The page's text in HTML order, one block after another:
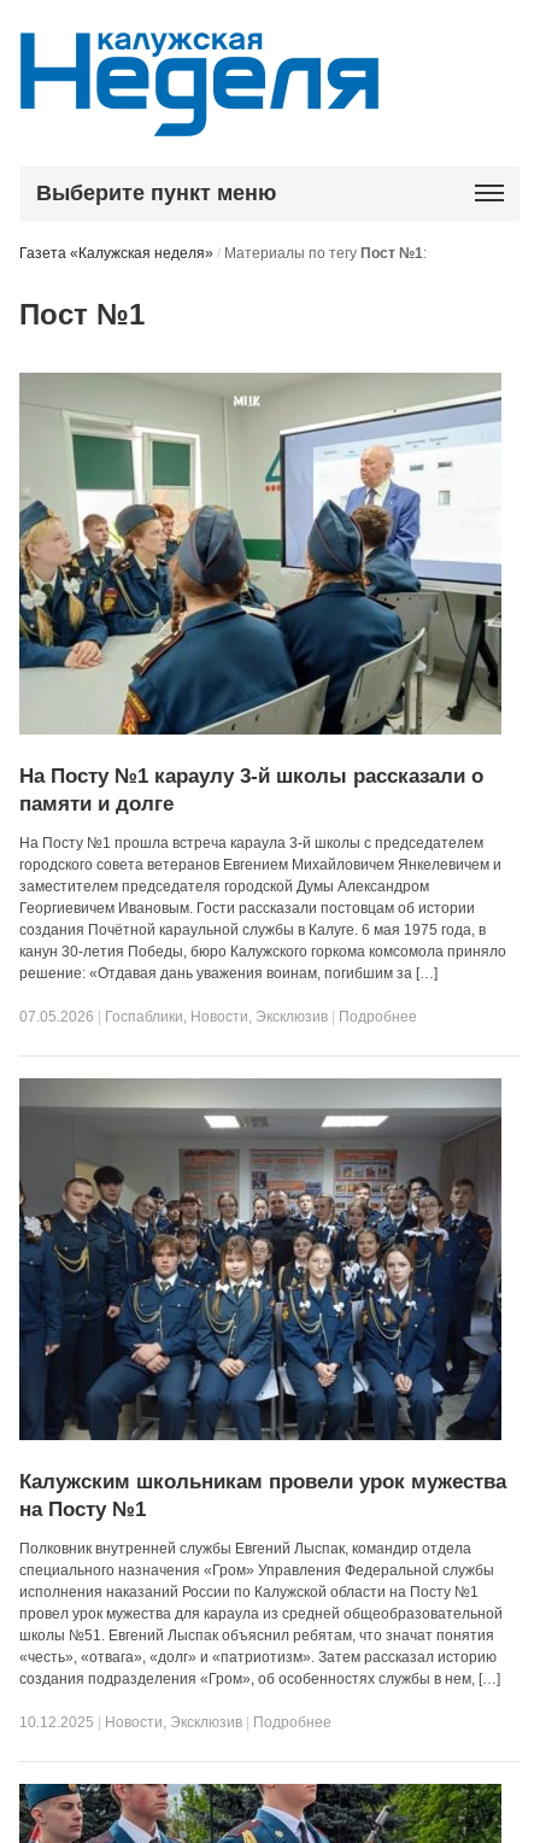
Выберите пункт меню
Газета «Калужская неделя» / Материалы по тегу Пост №1:
Пост №1
На Посту №1 караулу 3-й школы рассказали о
памяти и долге
На Посту №1 прошла встреча караула 3-й школы с председателем
городского совета ветеранов Евгением Михайловичем Янкелевичем и
заместителем председателя городской Думы Александром
Георгиевичем Ивановым. Гости рассказали постовцам об истории
создания Почётной караульной службы в Калуге. 6 мая 1975 года, в
канун 30-летия Победы, бюро Калужского горкома комсомола приняло
решение: «Отдавая дань уважения воинам, погибшим за […]
07.05.2026 Госпаблики, Новости, Эксклюзив Подробнее
Калужским школьникам провели урок мужества
на Посту №1
Полковник внутренней службы Евгений Лыспак, командир отдела
специального назначения «Гром» Управления Федеральной службы
исполнения наказаний России по Калужской области на Посту №1
провел урок мужества для караула из средней общеобразовательной
школы №51. Евгений Лыспак объяснил ребятам, что значат понятия
«честь», «отвага», «долг» и «патриотизм». Затем рассказал историю
создания подразделения «Гром», об особенностях службы в нем, […]
10.12.2025 Новости, Эксклюзив Подробнее